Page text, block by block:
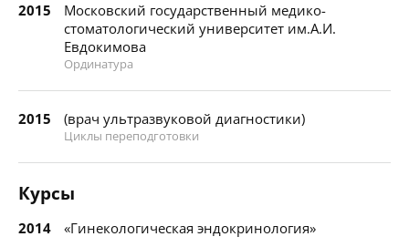
2015
Московский государственный медико-
стоматологический университет им.А.И.
Евдокимова
Ординатура
2015 (врач ультразвуковой диагностики)
Циклы переподготовки
Курсы
2014 «Гинекологическая эндокринология»